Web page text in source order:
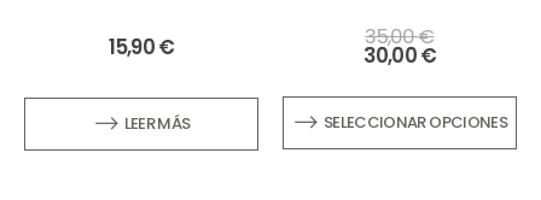
15,90€
LEER MÁS
35,00€
30,00€
SELECCIONAR OPCIONES